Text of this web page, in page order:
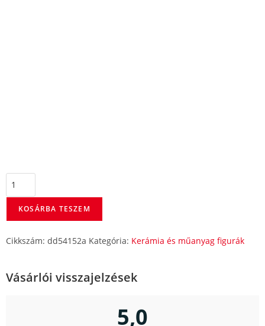
KOSÁRBA TESZEM
Cikkszám: dd54152a Kategória: Kerámia és műanyag figurák
Vásárlói visszajelzések
5,0